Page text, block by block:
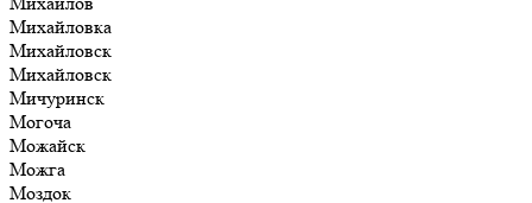
Михайловка
Михайловск
Михайловск
Мичуринск
Могоча
Можайск
Можга
Моздок